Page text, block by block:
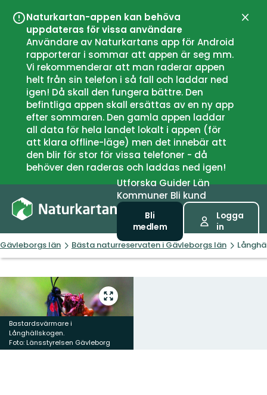
Naturkartan-appen kan behöva
uppdateras för vissa användare
Användare av Naturkartans app för Android
rapporterar i sommar att appen är seg mm.
Vi rekommenderar att man raderar appen
helt från sin telefon i så fall och laddar ned
igen! Då skall den fungera bättre. Den
befintliga appen skall ersättas av en ny app
efter sommaren. Den gamla appen laddar
all data för hela landet lokalt i appen (för
att klara offline-läge) men det innebär att
den blir för stor för vissa telefoner - då
behöver den raderas och laddas ned igen!
UtforskaGuiderLän
Kommuner Bli kund
Bli
medlem
Logga
in
Gävleborgs län Bästa naturreservaten i Gävleborgs län
Gå
till
Bastardsvärmare i
Långhällskogen.
Foto: Länsstyrelsen Gävleborg